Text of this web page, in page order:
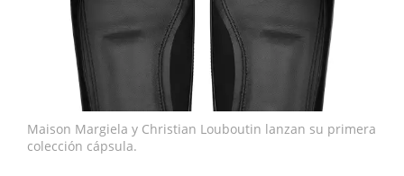
Maison Margiela y Christian Louboutin lanzan su primera
colección cápsula.